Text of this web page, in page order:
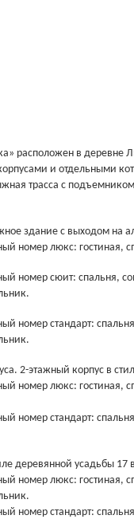
расположен в деревне
и отдельными
трасса с
здание с выходом на
номер люкс: гостиная,
номер сюит: спальня,
номер стандарт:
2-этажный корпус в
номер люкс: гостиная,
номер стандарт:
деревянной усадьбы
номер люкс: гостиная,
номер стандарт: